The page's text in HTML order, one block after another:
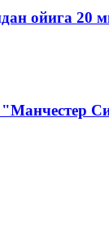
ойига 20
"Манчестер